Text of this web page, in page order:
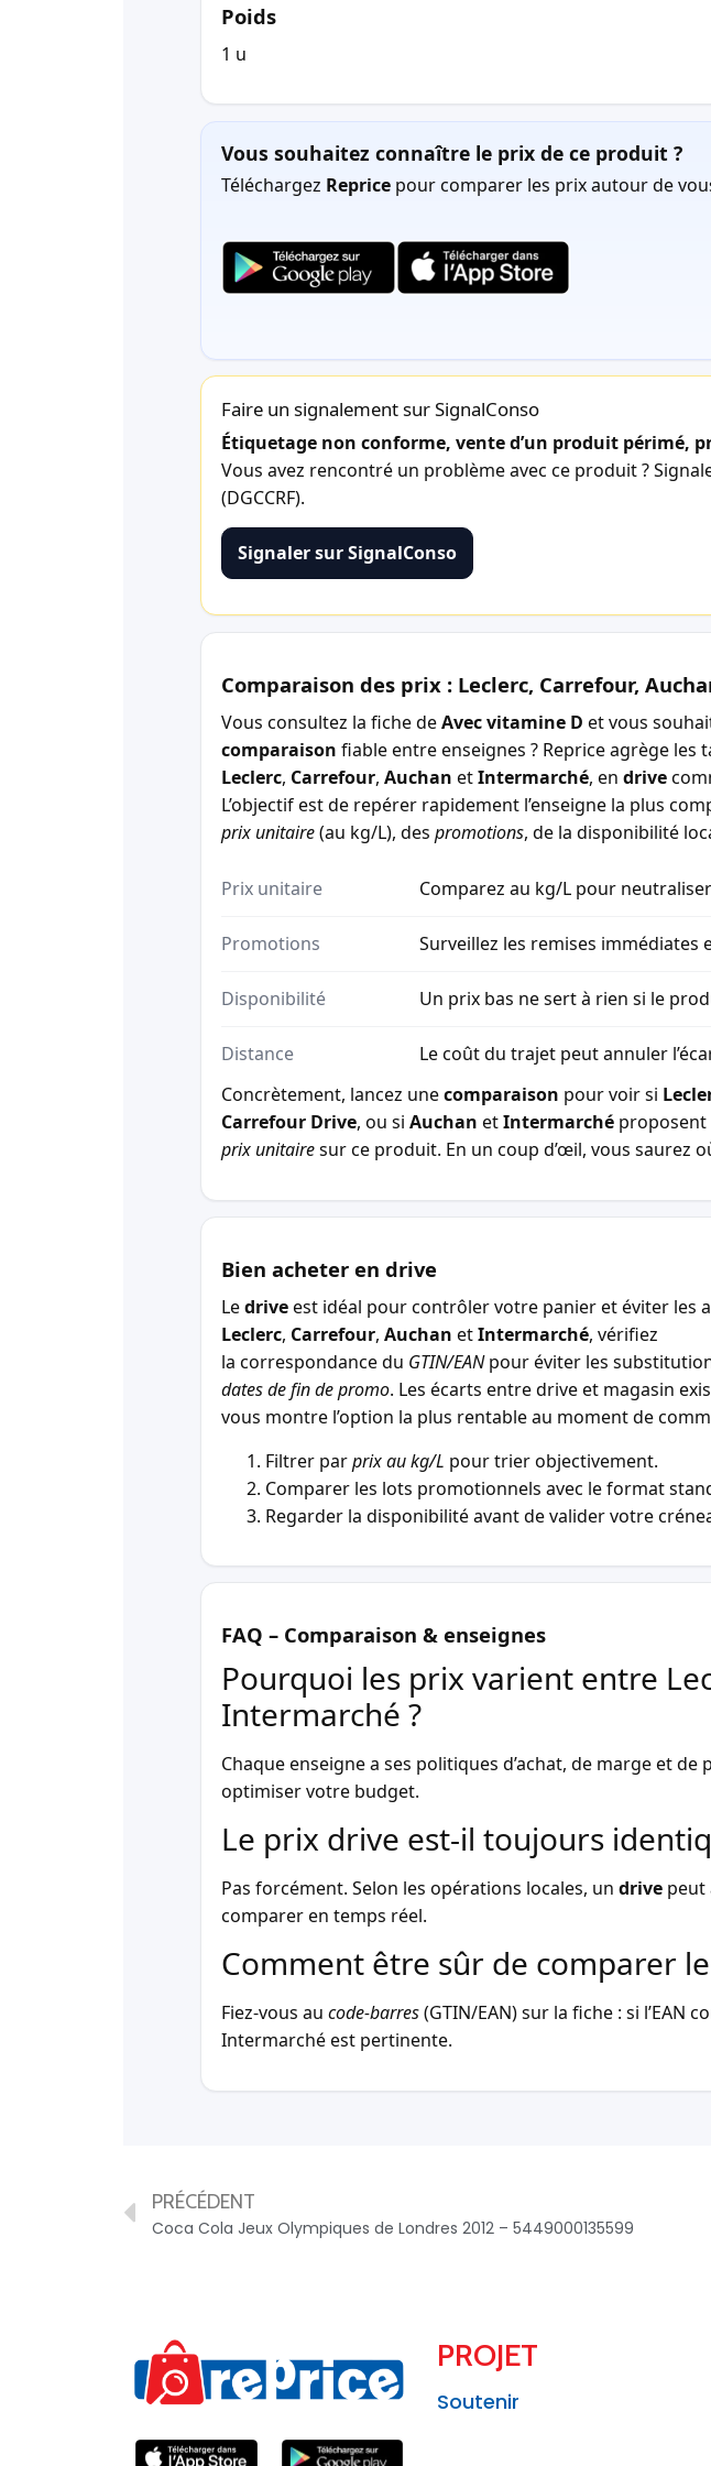
Poids
1 u
Vous souhaitez connaître le prix de ce produit ?
Téléchargez Reprice pour comparer les prix autour de
Faire un signalement sur SignalConso
Étiquetage non conforme, vente d’un produit périmé,
Vous avez rencontré un problème avec ce produit ?
(DGCCRF).
Signaler sur SignalConso
Comparaison des prix : Leclerc, Carrefour,
Vous consultez la fiche deAvec vitamine D et vous
comparaison fiable entre enseignes ? Reprice agrège
Leclerc, Carrefour, Auchan etIntermarché, en drive
L’objectif est de repérer rapidement l’enseigne la plus
prix unitaire(au kg/L), des promotions, de la disponibilité
Prix unitaire Comparez au kg/L pour
Promotions Surveillez les remises immédiates
Disponibilité Un prix bas ne sert à rien si le
Distance
Le coût du trajet peut annuler
Concrètement, lancez unecomparaison pour voir si
Carrefour Drive, ou si Auchan etIntermarché
prix unitairesur ce produit. En un coup d’œil, vous saurez
Bien acheter en drive
Ledriveest idéal pour contrôler votre panier et éviter les
Leclerc, Carrefour, Auchan etIntermarché, vérifiez
la correspondance du GTIN/EANpour éviter les
dates de fin de promo. Les écarts entre drive et magasin
vous montre l’option la plus rentable au moment de
Filtrer parprix au kg/L pour trier objectivement.
Comparer les lots promotionnels avec le format
Regarder la disponibilité avant de valider votre
FAQ – Comparaison & enseignes
Pourquoi les prix varient entre
Intermarché ?
Chaque enseigne a ses politiques d’achat, de marge et de
optimiser votre budget.
Le prix drive est-il toujours
Pas forcément. Selon les opérations locales, un drive peut
comparer en temps réel.
Comment être sûr de comparer
Fiez-vous au code-barres(GTIN/EAN) sur la fiche : si l’EAN
Intermarché est pertinente.
PRÉCÉDENT
Coca Cola Jeux Olympiques de Londres 2012 – 5449000135599
PROJET
Soutenir